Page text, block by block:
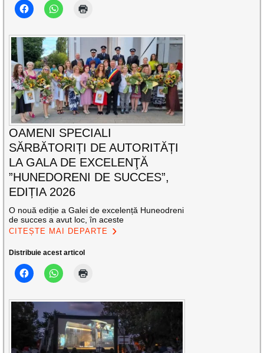
OAMENI SPECIALI
SĂRBĂTORIȚI DE AUTORITĂȚI
LA GALA DE EXCELENŢĂ
”HUNEDORENI DE SUCCES”,
EDIȚIA 2026
O nouă ediție a Galei de excelență Huneodreni
de succes a avut loc, în aceste
CITEȘTE MAI DEPARTE
Distribuie acest articol